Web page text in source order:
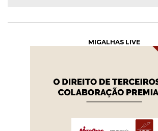
MIGALHAS LIVE